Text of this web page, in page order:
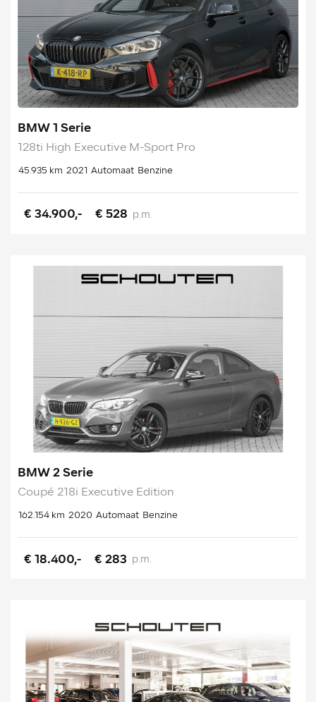
BMW 1 Serie
128ti High Executive M-Sport Pro
45.935 km 2021 Automaat Benzine
€ 34.900,- € 528 p.m.
BMW 2 Serie
Coupé 218i Executive Edition
162.154 km 2020 Automaat Benzine
€ 18.400,- € 283 p.m.